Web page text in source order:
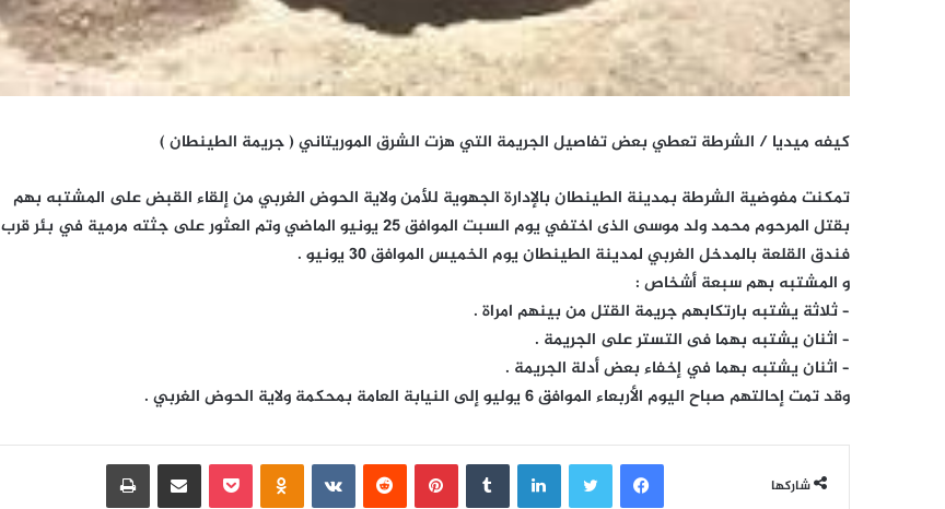
كيفه ميديا / الشرطة تعطي بعض تفاصيل الجريمة التي هزت الشرق الموريتاني ( جريمة الطينطان )
تمكنت مفوضية الشرطة بمدينة الطينطان بالإدارة الجهوية للأمن ولاية الحوض الغربي من إلقاء القبض على المشتبه بهم
بقتل المرحوم محمد ولد موسى الذى اختفي يوم السبت الموافق 25 يونيو الماضي وتم العثور على جثته مرمية في بئر قرب
فندق القلعة بالمدخل الغربي لمدينة الطينطان يوم الخميس الموافق 30 يونيو .
و المشتبه بهم سبعة أشخاص :
– ثلاثة يشتبه بارتكابهم جريمة القتل من بينهم امراة .
– اثنان يشتبه بهما فى التستر على الجريمة .
– اثنان يشتبه بهما في إخفاء بعض أدلة الجريمة .
وقد تمت إحالتهم صباح اليوم الأربعاء الموافق 6 يوليو إلى النيابة العامة بمحكمة ولاية الحوض الغربي .
شاركها
فيسبوك لينكدإن بينتيريست بوكيت مشاركة عبر البريد